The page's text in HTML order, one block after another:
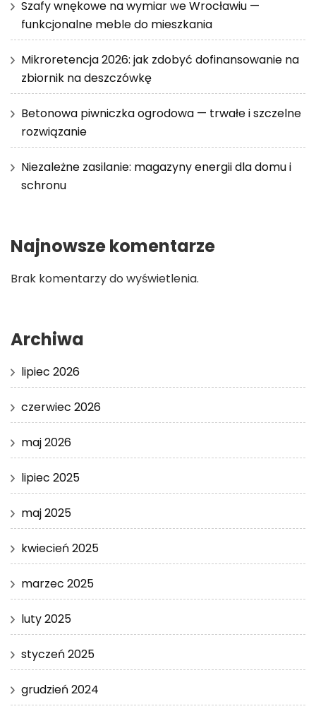
Szafy wnękowe na wymiar we Wrocławiu —
funkcjonalne meble do mieszkania
Mikroretencja 2026: jak zdobyć dofinansowanie na
zbiornik na deszczówkę
Betonowa piwniczka ogrodowa — trwałe i szczelne
rozwiązanie
Niezależne zasilanie: magazyny energii dla domu i
schronu
Najnowsze komentarze
Brak komentarzy do wyświetlenia.
Archiwa
lipiec 2026
czerwiec 2026
maj 2026
lipiec 2025
maj 2025
kwiecień 2025
marzec 2025
luty 2025
styczeń 2025
grudzień 2024